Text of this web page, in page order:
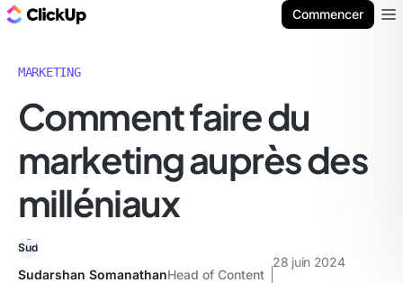
Commencer
MARKETING
Comment faire du
marketing auprès des
milléniaux
Sudarshan SomanathanHead of Content
28 juin 2024